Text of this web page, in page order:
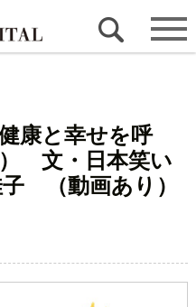
康と幸せを呼
文・日本笑い
（動画あり）